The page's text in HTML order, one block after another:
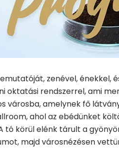
zenével, énekkel,
rendszerrel, ami
városba, amelynek fő
ahol az ebédünket
tó körül elénk tárult a
majd városnézésen